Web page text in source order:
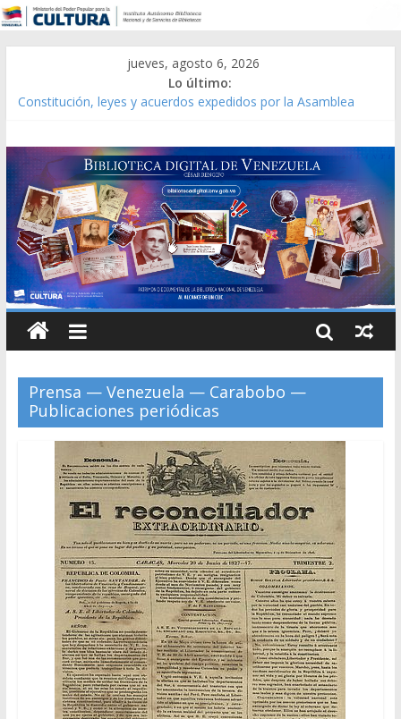
jueves, agosto 6, 2026
Lo último:
Constitución, leyes y acuerdos expedidos por la Asamblea
Modesta Bor Sánchez [material gráfico]
Gaceta Oficial de la República de Venezuela año CXXXIII Mes V,
Caracas 09 de marzo de 2006 N° 38.394
Catálogo temático de obras de Modesta Bor
Prensa — Venezuela — Carabobo —
Publicaciones periódicas